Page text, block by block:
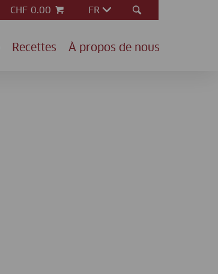
CHF 0.00 FR
Recettes À propos de nous